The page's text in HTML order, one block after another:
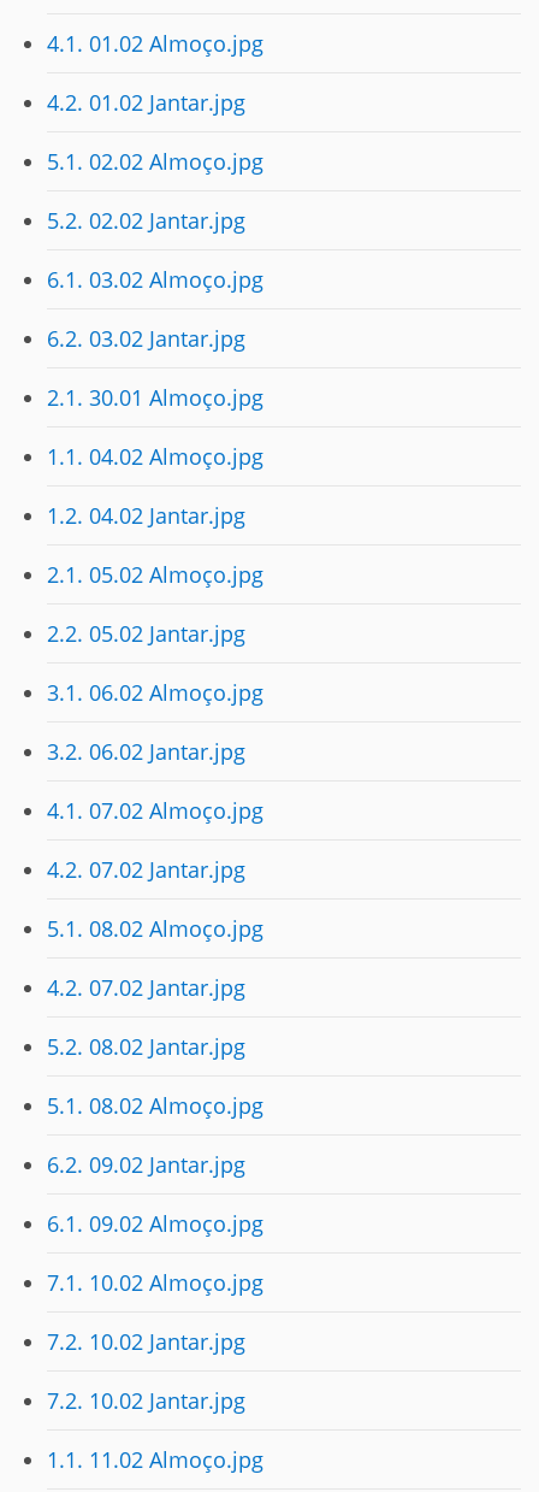
4.1. 01.02 Almoço.jpg
4.2. 01.02 Jantar.jpg
5.1. 02.02 Almoço.jpg
5.2. 02.02 Jantar.jpg
6.1. 03.02 Almoço.jpg
6.2. 03.02 Jantar.jpg
2.1. 30.01 Almoço.jpg
1.1. 04.02 Almoço.jpg
1.2. 04.02 Jantar.jpg
2.1. 05.02 Almoço.jpg
2.2. 05.02 Jantar.jpg
3.1. 06.02 Almoço.jpg
3.2. 06.02 Jantar.jpg
4.1. 07.02 Almoço.jpg
4.2. 07.02 Jantar.jpg
5.1. 08.02 Almoço.jpg
4.2. 07.02 Jantar.jpg
5.2. 08.02 Jantar.jpg
5.1. 08.02 Almoço.jpg
6.2. 09.02 Jantar.jpg
6.1. 09.02 Almoço.jpg
7.1. 10.02 Almoço.jpg
7.2. 10.02 Jantar.jpg
7.2. 10.02 Jantar.jpg
1.1. 11.02 Almoço.jpg